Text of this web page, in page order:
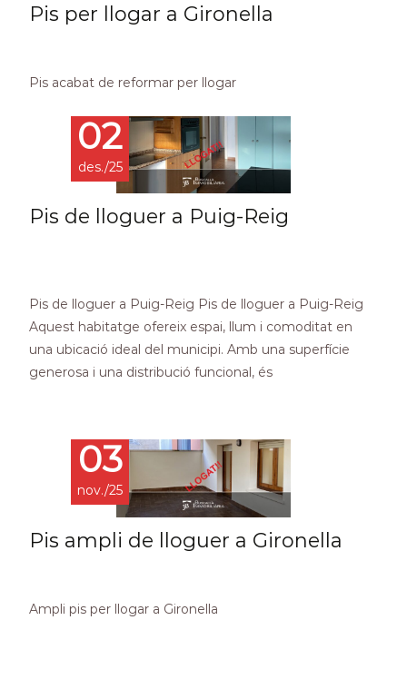
Pis per llogar a Gironella
Pis acabat de reformar per llogar
02
des./25
Pis de lloguer a Puig-Reig
Pis de lloguer a Puig-Reig Pis de lloguer a Puig-Reig
Aquest habitatge ofereix espai, llum i comoditat en
una ubicació ideal del municipi. Amb una superfície
generosa i una distribució funcional, és
03
nov./25
Pis ampli de lloguer a Gironella
Ampli pis per llogar a Gironella